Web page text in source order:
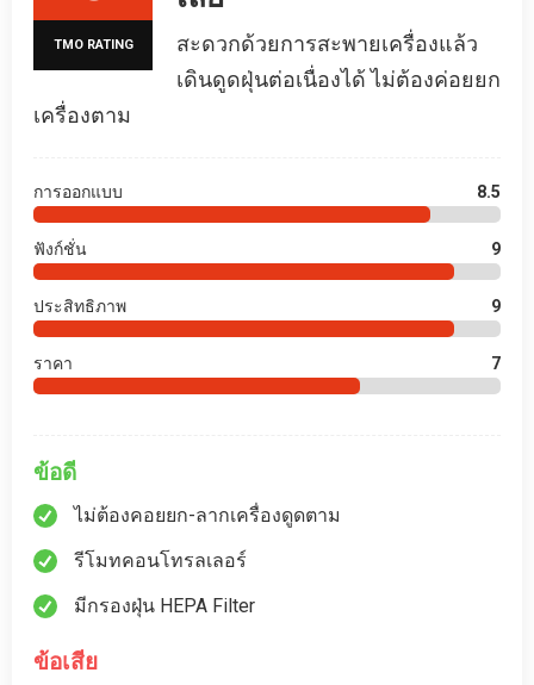
TMO RATING
สะดวกด้วยการสะพายเครื่องแล้ว
เดินดูดฝุ่นต่อเนื่องได้ ไม่ต้องค่อยยก
เครื่องตาม
การออกแบบ 8.5
ฟังก์ชั่น 9
ประสิทธิภาพ 9
ราคา 7
ข้อดี
ไม่ต้องคอยยก-ลากเครื่องดูดตาม
รีโมทคอนโทรลเลอร์
มีกรองฝุ่น HEPA Filter
ข้อเสีย